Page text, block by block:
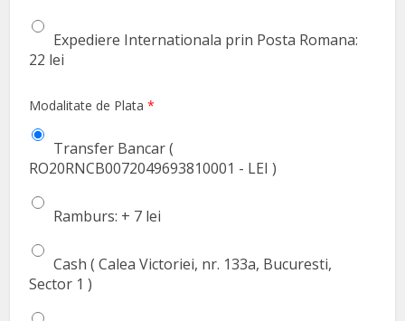
Expediere Internationala prin Posta Romana:
22 lei
Modalitate de Plata*
Transfer Bancar (
RO20RNCB0072049693810001 - LEI )
Ramburs: + 7 lei
Cash ( Calea Victoriei, nr. 133a, Bucuresti,
Sector 1 )